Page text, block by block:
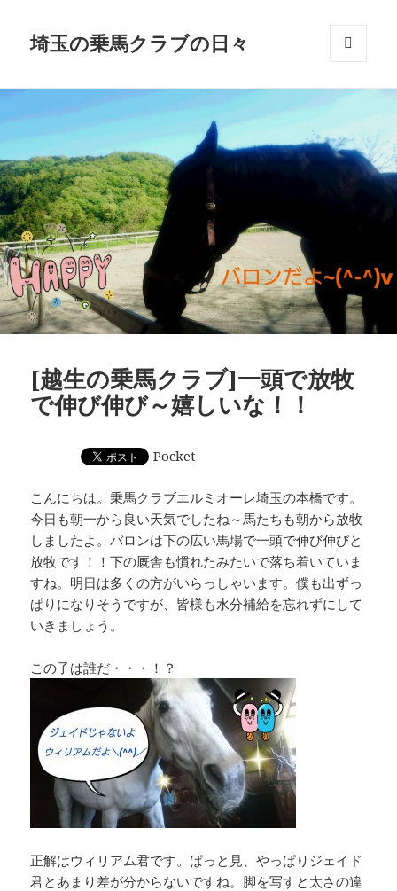
埼玉の乗馬クラブの日々
ーとウ
[越生の乗馬クラブ]一頭で放牧
で伸び伸び～嬉しいな！！
Pocket
こんにちは。乗馬クラブエルミオーレ埼玉の本橋です。
今日も朝一から良い天気でしたね～馬たちも朝から放牧
しましたよ。バロンは下の広い馬場で一頭で伸び伸びと
放牧です！！下の厩舎も慣れたみたいで落ち着いていま
すね。明日は多くの方がいらっしゃいます。僕も出ずっ
ぱりになりそうですが、皆様も水分補給を忘れずにして
いきましょう。
この子は誰だ・・・！？
正解はウィリアム君です。ぱっと見、やっぱりジェイド
君とあまり差が分からないですね。脚を写すと太さの違